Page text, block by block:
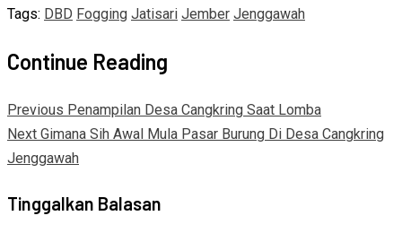
Tags: DBD Fogging Jatisari Jember Jenggawah
Continue Reading
Previous Penampilan Desa Cangkring Saat Lomba
Next Gimana Sih Awal Mula Pasar Burung Di Desa Cangkring
Jenggawah
Tinggalkan Balasan